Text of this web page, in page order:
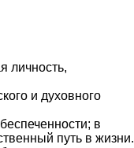
личность,
и духовного
в
путь в жизни.